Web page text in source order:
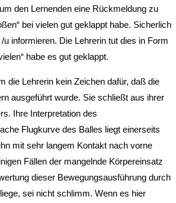
den Lernenden eine Rückmeldung zu
bei vielen gut geklappt habe. Sicherlich
informieren. Die Lehrerin tut dies in Form
habe es gut geklappt.
die Lehrerin kein Zeichen dafür, daß die
ausgeführt wurde. Sie schließt aus ihrer
Ihre Interpretation des
Flugkurve des Balles liegt einerseits
mit sehr langem Kontakt nach vorne
Fällen der mangelnde Körpereinsatz
dieser Bewegungsausführung durch
sei nicht schlimm. Wenn es hier